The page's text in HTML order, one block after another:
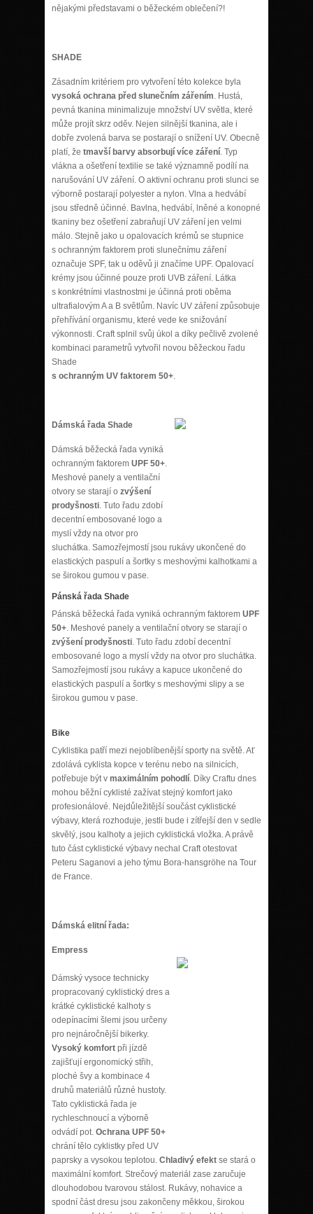
nějakými představami o běžeckém oblečení?!
SHADE
Zásadním kritériem pro vytvoření této kolekce byla
vysoká ochrana před slunečním zářením. Hustá,
pevná tkanina minimalizuje množství UV světla, které
může projít skrz oděv. Nejen silnější tkanina, ale i
dobře zvolená barva se postarají o snížení UV. Obecně
platí, že tmavší barvy absorbují více záření. Typ
vlákna a ošetření textilie se také významně podílí na
narušování UV záření. O aktivní ochranu proti slunci se
výborně postarají polyester a nylon. Vlna a hedvábí
jsou středně účinné. Bavlna, hedvábí, lněné a konopné
tkaniny bez ošetření zabraňují UV záření jen velmi
málo. Stejně jako u opalovacích krémů se stupnice
s ochranným faktorem proti slunečnímu záření
označuje SPF, tak u oděvů ji značíme UPF. Opalovací
krémy jsou účinné pouze proti UVB záření. Látka
s konkrétními vlastnostmi je účinná proti oběma
ultrafialovým A a B světlům. Navíc UV záření způsobuje
přehřívání organismu, které vede ke snižování
výkonnosti. Craft splnil svůj úkol a díky pečlivě zvolené
kombinaci parametrů vytvořil novou běžeckou řadu
Shade
s ochranným UV faktorem 50+.
Dámská řada Shade
Dámská běžecká řada vyniká
ochranným faktorem UPF 50+.
Meshové panely a ventilační
otvory se starají o zvýšení
prodyšnosti. Tuto řadu zdobí
decentní embosované logo a
myslí vždy na otvor pro
sluchátka. Samozřejmostí jsou rukávy ukončené do
elastických paspulí a šortky s meshovými kalhotkami a
se širokou gumou v pase.
Pánská řada Shade
Pánská běžecká řada vyniká ochranným faktorem UPF
50+. Meshové panely a ventilační otvory se starají o
zvýšení prodyšnosti. Tuto řadu zdobí decentní
embosované logo a myslí vždy na otvor pro sluchátka.
Samozřejmostí jsou rukávy a kapuce ukončené do
elastických paspulí a šortky s meshovými slipy a se
širokou gumou v pase.
Bike
Cyklistika patří mezi nejoblíbenější sporty na světě. Ať
zdolává cyklista kopce v terénu nebo na silnicích,
potřebuje být v maximálním pohodlí. Díky Craftu dnes
mohou běžní cyklisté zažívat stejný komfort jako
profesionálové. Nejdůležitější součást cyklistické
výbavy, která rozhoduje, jestli bude i zítřejší den v sedle
skvělý, jsou kalhoty a jejich cyklistická vložka. A právě
tuto část cyklistické výbavy nechal Craft otestovat
Peteru Saganovi a jeho týmu Bora-hansgröhe na Tour
de France.
Dámská elitní řada:
Empress
Dámský vysoce technicky
propracovaný cyklistický dres a
krátké cyklistické kalhoty s
odepínacími šlemi jsou určeny
pro nejnáročnější bikerky.
Vysoký komfort při jízdě
zajišťují ergonomický střih,
ploché švy a kombinace 4
druhů materiálů různé hustoty.
Tato cyklistická řada je
rychleschnoucí a výborně
odvádí pot. Ochrana UPF 50+
chrání tělo cyklistky před UV
paprsky a vysokou teplotou. Chladivý efekt se stará o
maximální komfort. Strečový materiál zase zaručuje
dlouhodobou tvarovou stálost. Rukávy, nohavice a
spodní část dresu jsou zakončeny měkkou, širokou